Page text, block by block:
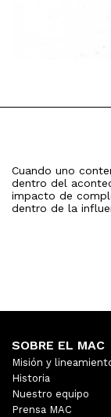
Cuando uno
dentro del
impacto de
dentro de la
SOBRE EL MAC
Misión y
Historia
Nuestro equipo
Prensa MAC